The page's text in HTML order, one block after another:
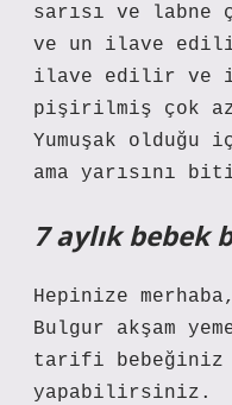
sarısı ve labne
ve un ilave
ilave edilir ve
pişirilmiş çok az
Yumuşak
ama yarısını
7 aylık bebek
Hepinize
Bulgur akşam
tarifi bebeğiniz
yapabilirsiniz.